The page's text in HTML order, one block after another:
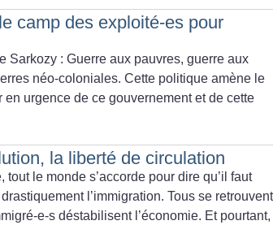
camp des exploité-es pour
Sarkozy : Guerre aux pauvres, guerre aux
néo-coloniales. Cette politique amène le
en urgence de ce gouvernement et de cette
la liberté de circulation
le monde s’accorde pour dire qu’il faut
l’immigration. Tous se retrouvent
e-s déstabilisent l’économie. Et pourtant,